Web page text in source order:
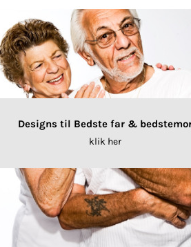
Designs til Bedste far &
klik her